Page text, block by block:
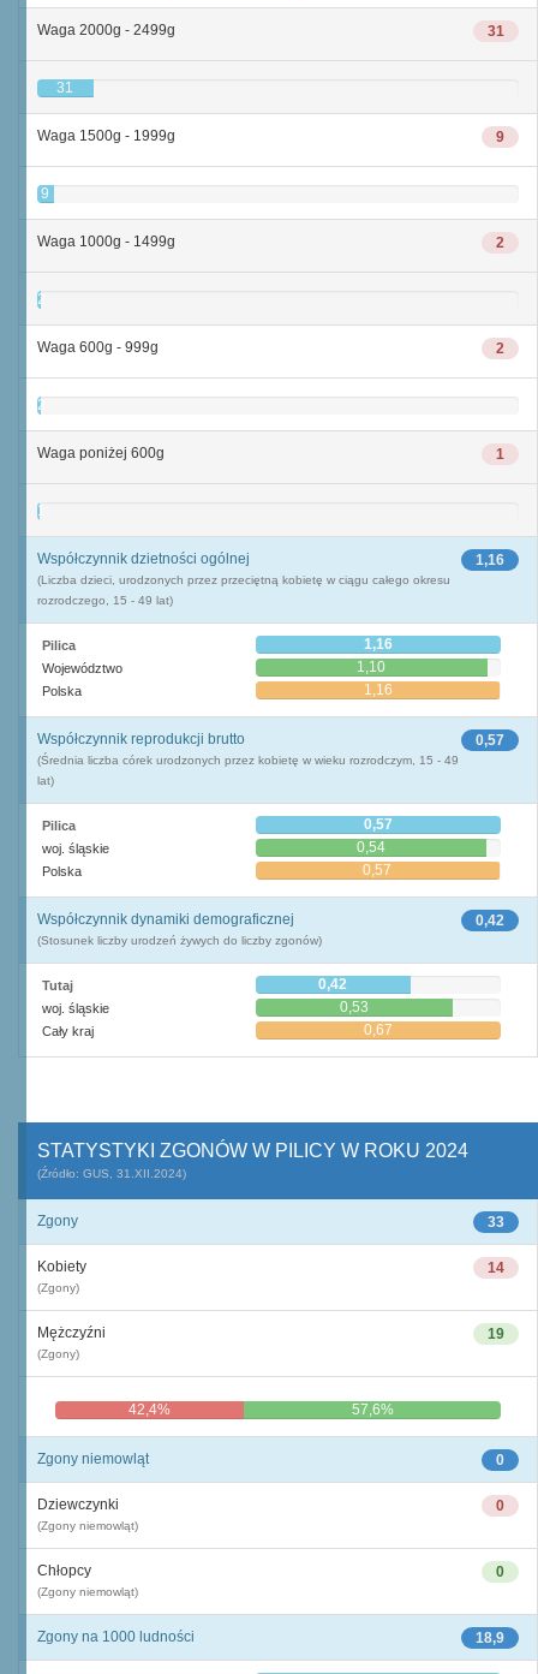
31
Waga 2000g - 2499g
31
9
Waga 1500g - 1999g
9
2
Waga 1000g - 1499g
2
2
Waga 600g - 999g
2
1
Waga poniżej 600g
1
1,16
Współczynnik dzietności ogólnej
(Liczba dzieci, urodzonych przez przeciętną kobietę w ciągu całego okresu
rozrodczego, 15 - 49 lat)
Pilica 1,16
Województwo 1,10
Polska 1,16
0,57
Współczynnik reprodukcji brutto
(Średnia liczba córek urodzonych przez kobietę w wieku rozrodczym, 15 - 49
lat)
Pilica 0,57
woj. śląskie 0,54
Polska 0,57
0,42
Współczynnik dynamiki demograficznej
(Stosunek liczby urodzeń żywych do liczby zgonów)
Tutaj 0,42
woj. śląskie 0,53
Cały kraj 0,67
STATYSTYKI ZGONÓW W PILICY W ROKU 2024
(Źródło: GUS, 31.XII.2024)
33
Zgony
14
Kobiety
(Zgony)
19
Mężczyźni
(Zgony)
42,4% 57,6%
0
Zgony niemowląt
0
Dziewczynki
(Zgony niemowląt)
0
Chłopcy
(Zgony niemowląt)
18,9
Zgony na 1000 ludności